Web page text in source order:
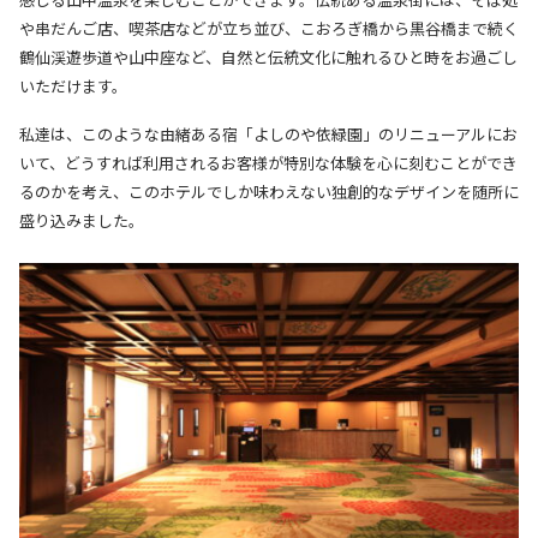
や串だんご店、喫茶店などが立ち並び、こおろぎ橋から黒谷橋まで続く
鶴仙渓遊歩道や山中座など、自然と伝統文化に触れるひと時をお過ごし
いただけます。
私達は、このような由緒ある宿「よしのや依緑園」のリニューアルにお
いて、どうすれば利用されるお客様が特別な体験を心に刻むことができ
るのかを考え、このホテルでしか味わえない独創的なデザインを随所に
盛り込みました。